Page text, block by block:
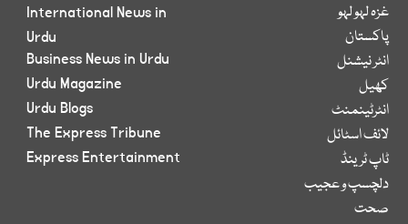
غزہ لہو لہو
پاکستان
انٹر نیشنل
کھیل
انٹرٹینمنٹ
لائف اسٹائل
ٹاپ ٹرینڈ
دلچسپ و عجیب
صحت
International News in
Urdu
Business News in Urdu
Urdu Magazine
Urdu Blogs
The Express Tribune
Express Entertainment